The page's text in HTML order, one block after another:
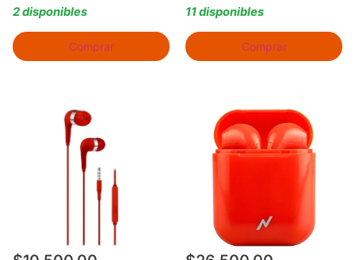
2 disponibles
Comprar
11 disponibles
Comprar